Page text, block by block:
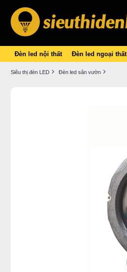
Đèn led nội thất Đèn led ngoại thất
Siêu thị đèn LED Đèn led sân vườn